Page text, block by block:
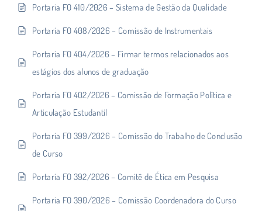
Portaria FO 410/2026 – Sistema de Gestão da Qualidade
Portaria FO 408/2026 – Comissão de Instrumentais
Portaria FO 404/2026 – Firmar termos relacionados aos
estágios dos alunos de graduação
Portaria FO 402/2026 – Comissão de Formação Política e
Articulação Estudantil
Portaria FO 399/2026 – Comissão do Trabalho de Conclusão
de Curso
Portaria FO 392/2026 – Comitê de Ética em Pesquisa
Portaria FO 390/2026 – Comissão Coordenadora do Curso